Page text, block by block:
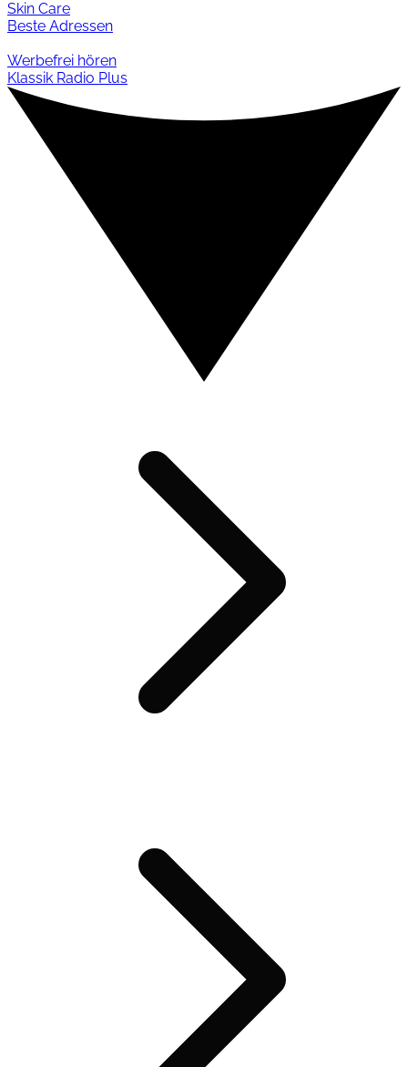
Skin Care
Beste Adressen
Werbefrei hören
Klassik Radio Plus